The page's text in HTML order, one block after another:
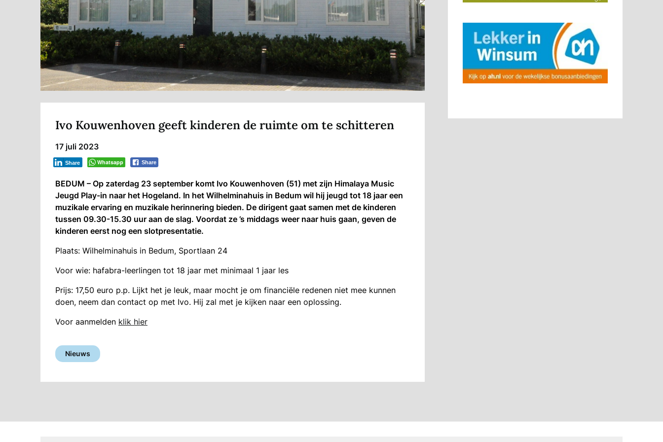
Ivo Kouwenhoven geeft kinderen de ruimte om te schitteren
17 juli 2023
Whatsapp Share
Share
BEDUM – Op zaterdag 23 september komt Ivo Kouwenhoven (51) met zijn Himalaya Music
Jeugd Play-in naar het Hogeland. In het Wilhelminahuis in Bedum wil hij jeugd tot 18 jaar een
muzikale ervaring en muzikale herinnering bieden. De dirigent gaat samen met de kinderen
tussen 09.30-15.30 uur aan de slag. Voordat ze ’s middags weer naar huis gaan, geven de
kinderen eerst nog een slotpresentatie.
Plaats: Wilhelminahuis in Bedum, Sportlaan 24
Voor wie: hafabra-leerlingen tot 18 jaar met minimaal 1 jaar les
Prijs: 17,50 euro p.p. Lijkt het je leuk, maar mocht je om financiële redenen niet mee kunnen
doen, neem dan contact op met Ivo. Hij zal met je kijken naar een oplossing.
Voor aanmelden klik hier
Nieuws